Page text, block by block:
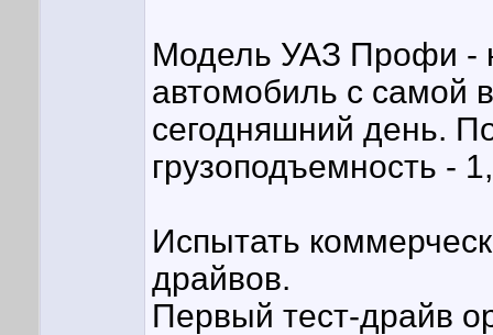
Модель УАЗ Профи -
автомобиль с самой
сегодняшний день.
грузоподъемность -
Испытать
драйвов.
Первый тест-драйв